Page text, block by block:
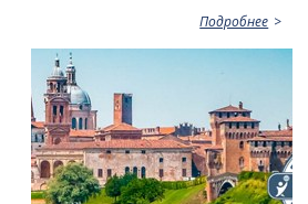
Подробнее